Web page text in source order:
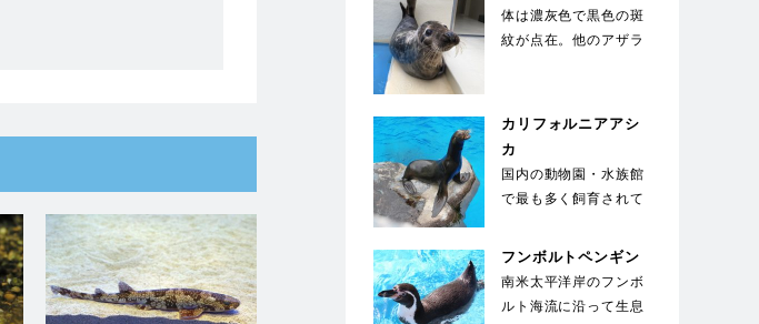
体は濃灰色で黒色の斑
紋が点在。他のアザラ
カリフォルニアアシ
カ
国内の動物園・水族館
で最も多く飼育されて
動能力が高く俊敏な
動…
フンボルトペンギン
南米太平洋岸のフンボ
ルト海流に沿って生息